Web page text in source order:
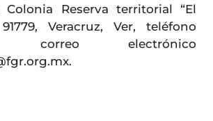
Reserva territorial “El
Veracruz, Ver, teléfono
correo electrónico